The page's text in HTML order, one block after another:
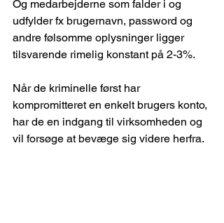
Og medarbejderne som falder i og
udfylder fx brugernavn, password og
andre følsomme oplysninger ligger
tilsvarende rimelig konstant på 2-3%.
Når de kriminelle først har
kompromitteret en enkelt brugers konto,
har de en indgang til virksomheden og
vil forsøge at bevæge sig videre herfra.